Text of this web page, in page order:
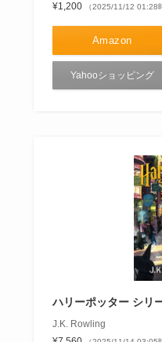
¥1,200
（2025/11/12 01:28
Amazon
Yahooショッピング
ハリーポッター シリ
J.K. Rowling